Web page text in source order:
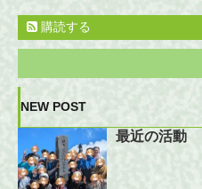
購読する
NEW POST
最近の活動